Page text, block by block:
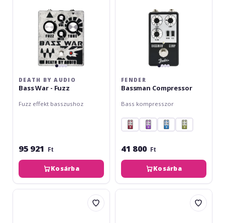
DEATH BY AUDIO
Bass War - Fuzz
Fuzz effekt basszushoz
95 921 Ft
Kosárba
FENDER
Bassman Compressor
Bass kompresszor
41 800 Ft
Kosárba
Fender
Ampeg